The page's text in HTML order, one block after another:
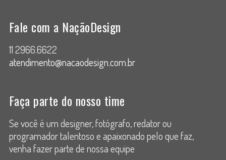
Fale com a NaçãoDesign
11 2966.6622
atendimento@nacaodesign.com.br
Faça parte do nosso time
Se você é um designer, fotógrafo, redator ou
programador talentoso e apaixonado pelo que faz,
venha fazer parte de nossa equipe